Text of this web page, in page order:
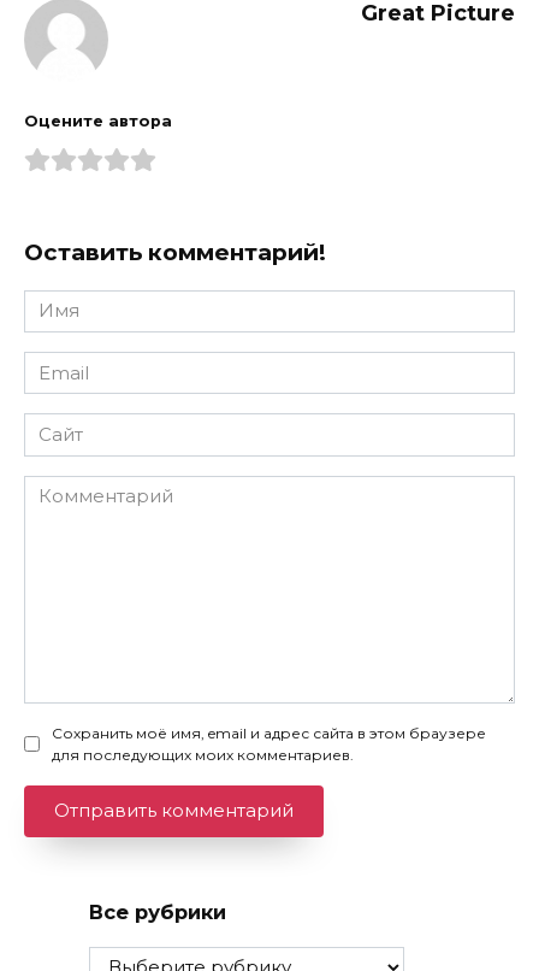
Great Picture
Оцените автора
Оставить комментарий!
Имя
*
Email
*
Сайт
Комментарий
Сохранить моё имя, email и адрес сайта в этом браузере
для последующих моих комментариев.
Все рубрики
Все